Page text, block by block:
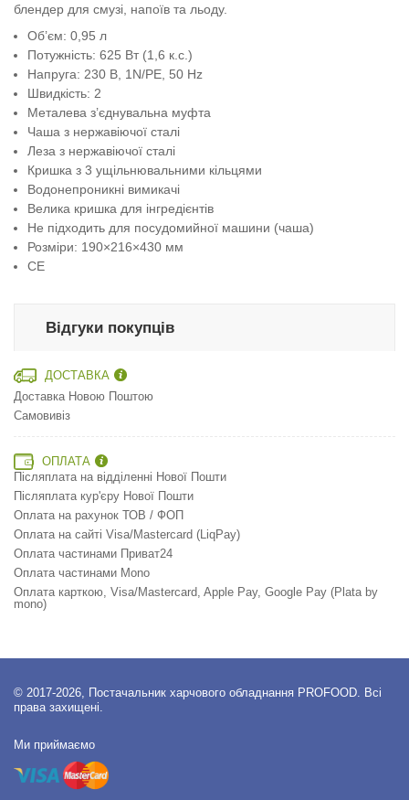
блендер для смузі, напоїв та льоду.
Об’єм: 0,95 л
Потужність: 625 Вт (1,6 к.с.)
Напруга: 230 В, 1N/PE, 50 Hz
Швидкість: 2
Металева з’єднувальна муфта
Чаша з нержавіючої сталі
Леза з нержавіючої сталі
Кришка з 3 ущільнювальними кільцями
Водонепроникні вимикачі
Велика кришка для інгредієнтів
Не підходить для посудомийної машини (чаша)
Розміри: 190×216×430 мм
CE
Відгуки покупців
ДОСТАВКА
Доставка Новою Поштою
Самовивіз
ОПЛАТА
Післяплата на відділенні Нової Пошти
Післяплата кур'єру Нової Пошти
Оплата на рахунок ТОВ / ФОП
Оплата на сайті Visa/Mastercard (LiqPay)
Оплата частинами Приват24
Оплата частинами Mono
Оплата карткою, Visa/Mastercard, Apple Pay, Google Pay (Plata by
mono)
© 2017-2026, Постачальник харчового обладнання PROFOOD. Всі
права захищені.
Ми приймаємо